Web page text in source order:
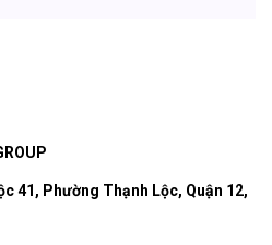
41, Phường Thạnh Lộc, Quận 12,